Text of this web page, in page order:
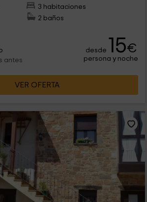
3 habitaciones
2 baños
antes
desde 15€
persona y noche
VER OFERTA